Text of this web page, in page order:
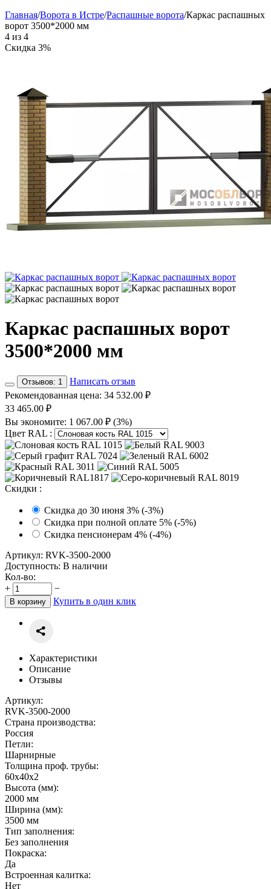
Главная/Ворота в Истре/Распашные ворота/Каркас распашных
ворот 3500*2000 мм
4 из 4
Скидка 3%
Каркас распашных ворот
3500*2000 мм
Отзывов: 1
Написать отзыв
Рекомендованная цена: 34 532.00 ₽
33 465.00 ₽
Вы экономите: 1 067.00 ₽ (3%)
Цвет RAL :
Скидки :
Скидка до 30 июня 3% (-3%)
Скидка при полной оплате 5% (-5%)
Скидка пенсионерам 4% (-4%)
Артикул: RVK-3500-2000
Доступность: В наличии
Кол-во:
+
−
В корзину Купить в один клик
Характеристики
Описание
Отзывы
Артикул:
RVK-3500-2000
Страна производства:
Россия
Петли:
Шарнирные
Толщина проф. трубы:
60х40х2
Высота (мм):
2000 мм
Ширина (мм):
3500 мм
Тип заполнения:
Без заполнения
Покраска:
Да
Встроенная калитка:
Нет